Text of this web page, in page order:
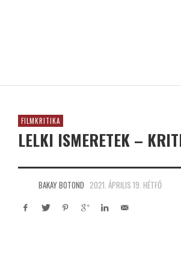
FILMKRITIKA
LELKI ISMERETEK –
BAKAY BOTOND 2021. ÁPRILIS 19. HÉTFŐ